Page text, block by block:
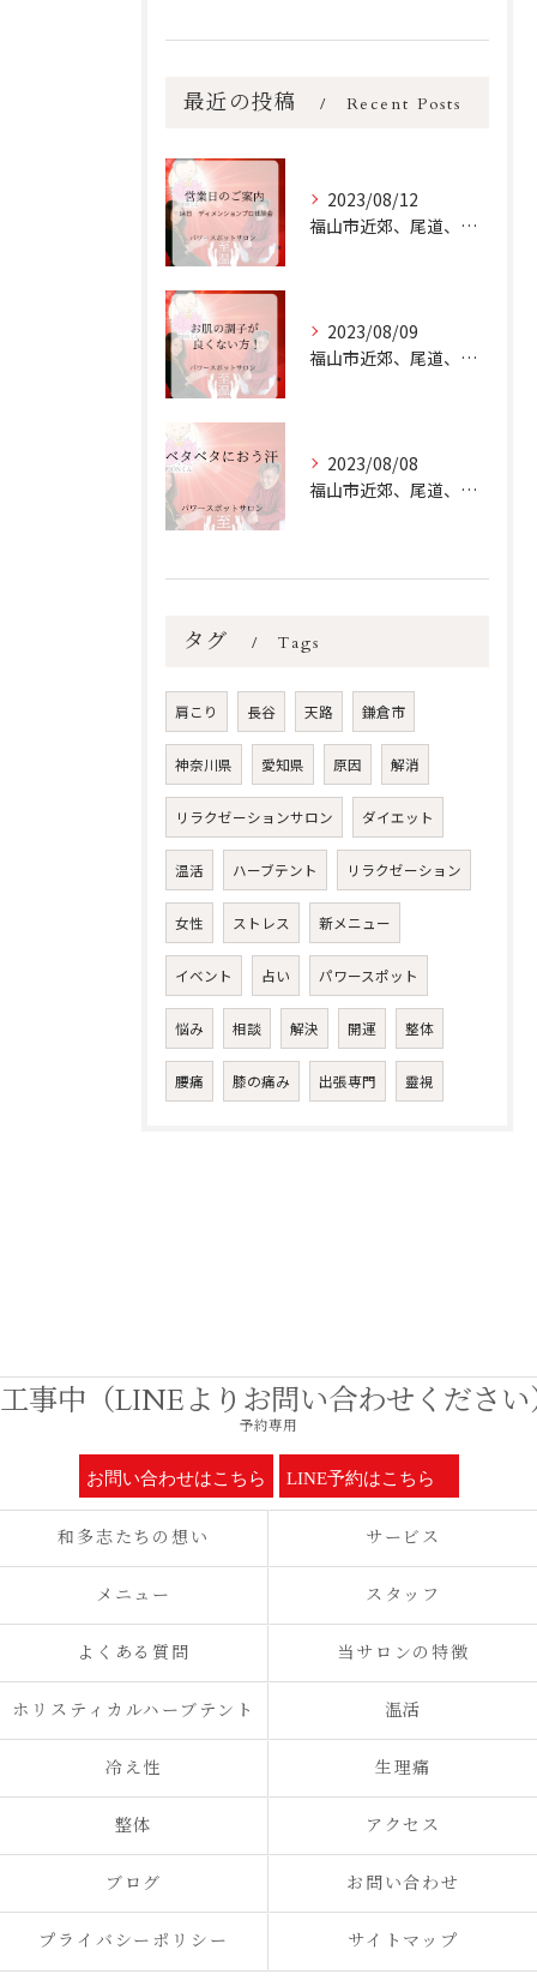
最近の投稿 Recent Posts
2023/08/12
福山市近郊、尾道、三原、井原周辺にお住いの方へ♪
2023/08/09
福山市近郊、尾道、三原、井原にお住いの女性で 【お肌の調子が...
2023/08/08
福山市近郊、尾道、三原、井原にお住いの女性で【ベタベタにおう...
タグ Tags
肩こり 長谷 天路 鎌倉市
神奈川県 愛知県 原因 解消
リラクゼーションサロン ダイエット
温活 ハーブテント リラクゼーション
女性 ストレス 新メニュー
イベント 占い パワースポット
悩み 相談 解決 開運 整体
腰痛 膝の痛み 出張専門 靈視
工事中（LINEよりお問い合わせください
予約専用
お問い合わせはこちら LINE予約はこちら
和多志たちの想い サービス
メニュー スタッフ
よくある質問 当サロンの特徴
ホリスティカルハーブテント 温活
冷え性 生理痛
整体 アクセス
ブログ お問い合わせ
プライバシーポリシー サイトマップ